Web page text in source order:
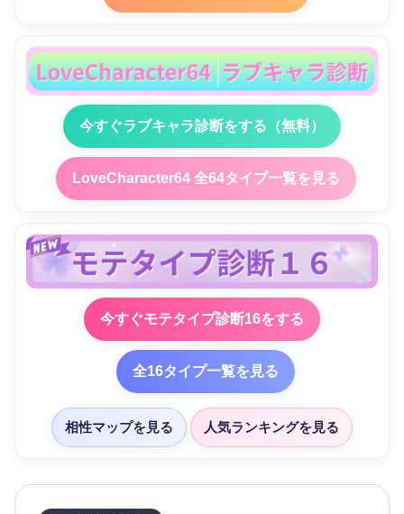
今すぐラブキャラ診断をする（無料）
LoveCharacter64 全64タイプ一覧を見る
今すぐモテタイプ診断16をする
全16タイプ一覧を見る
相性マップを見る 人気ランキングを見る